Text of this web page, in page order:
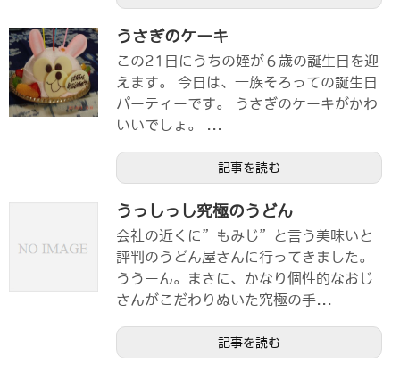
うさぎのケーキ
この21日にうちの姪が６歳の誕生日を迎
えます。 今日は、一族そろっての誕生日
パーティーです。 うさぎのケーキがかわ
いいでしょ。 ...
記事を読む
うっしっし究極のうどん
会社の近くに”もみじ”と言う美味いと
評判のうどん屋さんに行ってきました。
ううーん。まさに、かなり個性的なおじ
さんがこだわりぬいた究極の手...
記事を読む